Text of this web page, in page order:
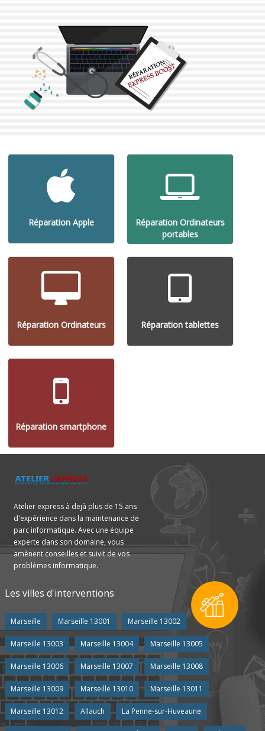
Réparation Apple
Réparation Ordinateurs
portables
Réparation Ordinateurs Réparation tablettes
Réparation smartphone
Atelier express à dejà plus de 15 ans
d'expérience dans la maintenance de
parc informatique. Avec une équipe
experte dans son domaine, vous
amènent conseilles et suivit de vos
problèmes informatique.
Les villes d'interventions
Marseille Marseille 13001 Marseille 13002
Marseille 13003 Marseille 13004 Marseille 13005
Marseille 13006 Marseille 13007 Marseille 13008
Marseille 13009 Marseille 13010 Marseille 13011
Marseille 13012 Allauch La Penne-sur-Huveaune